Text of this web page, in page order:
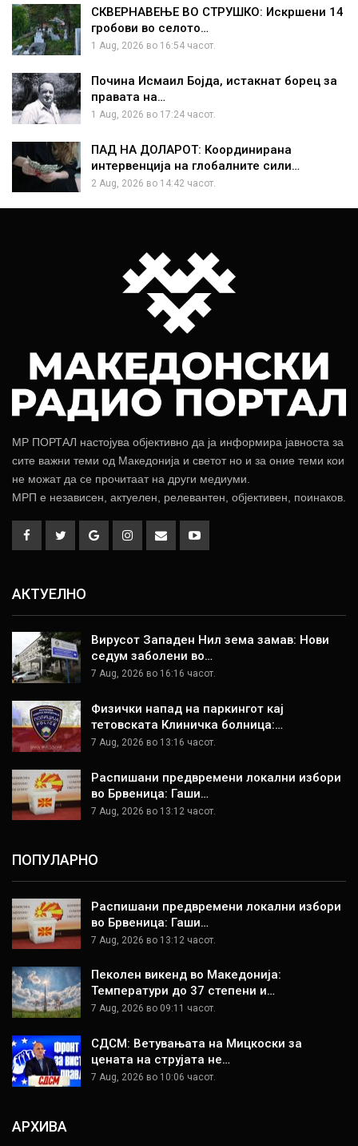
СКВЕРНАВЕЊЕ ВО СТРУШКО: Искршени 14
гробови во селото…
1 Aug, 2026 во 16:54 часот.
Почина Исмаил Бојда, истакнат борец за
правата на…
1 Aug, 2026 во 17:24 часот.
ПАД НА ДОЛАРОТ: Координирана
интервенција на глобалните сили…
2 Aug, 2026 во 14:42 часот.
МР ПОРТАЛ настојува објективно да ја информира јавноста за
сите важни теми од Македонија и светот но и за оние теми кои
не можат да се прочитаат на други медиуми.
МРП е независен, актуелен, релевантен, објективен, поинаков.
АКТУЕЛНО
Вирусот Западен Нил зема замав: Нови
седум заболени во…
7 Aug, 2026 во 16:16 часот.
Физички напад на паркингот кај
тетовската Клиничка болница:…
7 Aug, 2026 во 13:16 часот.
Распишани предвремени локални избори
во Брвеница: Гаши…
7 Aug, 2026 во 13:12 часот.
ПОПУЛАРНО
Распишани предвремени локални избори
во Брвеница: Гаши…
7 Aug, 2026 во 13:12 часот.
Пеколен викенд во Македонија:
Температури до 37 степени и…
7 Aug, 2026 во 09:11 часот.
СДСМ: Ветувањата на Мицкоски за
цената на струјата не…
7 Aug, 2026 во 10:06 часот.
АРХИВА